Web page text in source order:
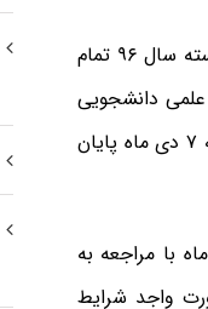
به گزارش خبرگزاری فارس، ثبت‌نام برای شرکت در آزمون ورودی کارشناسی ارشد ناپیوسته سال ۹۶ تمام
دانشجویی
کشور از چهارشنبه اول دی ماه از طریق سایت سازمان سنجش آغاز شده و روز سه‌شنبه ۷ دی ماه پایان
اعلام شده تمام داوطلبان باید تا پایان روز سه‌شنبه ۷ دی ماه با مراجعه به
واجد شرایط